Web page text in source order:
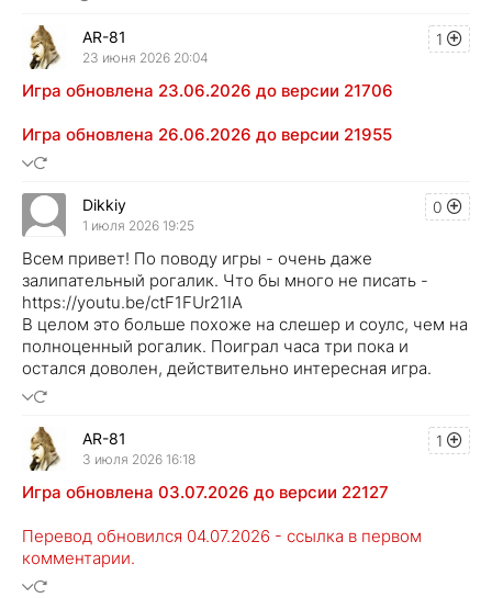
1
AR-81
23 июня 2026 20:04
Игра обновлена 23.06.2026 до версии 21706
Игра обновлена 26.06.2026 до версии 21955
0
Dikkiy
1 июля 2026 19:25
Всем привет! По поводу игры - очень даже
залипательный рогалик. Что бы много не писать -
https://youtu.be/ctF1FUr21IA
В целом это больше похоже на слешер и соулс, чем на
полноценный рогалик. Поиграл часа три пока и
остался доволен, действительно интересная игра.
1
AR-81
3 июля 2026 16:18
Игра обновлена 03.07.2026 до версии 22127
Перевод обновился 04.07.2026 - ссылка в первом
комментарии.